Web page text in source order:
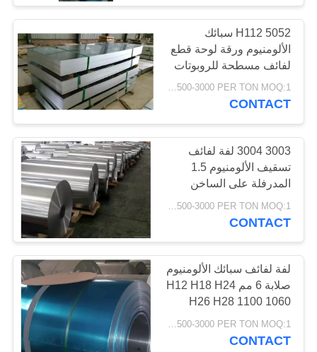
مراقبة
الجودة
اتصل
بنا
اطلب
اقتباس
خريطة
الموقع
PRIVACY
POLICY
صفيحة ألمنيوم
105
لفة لفائف الالومنيوم
95
32
5052 H112 سبائك
الألومنيوم ورقة لوحة قطع
لفائف مسطحة للروبوتات
الصناعية
USD1500-3000 PER TON MOQ:1 طن
CONTACT
3003 3004 لفة لفائف
تسقيف الألومنيوم 1.5
المدرفلة على الساخن
1050 1060 1100 H14
CONTACT
لفة لفائف سبائك الألومنيوم
صلابة 6 مم H12 H18 H24
H26 H28 1100 1060
1050
USD1500-3000 PER TON MOQ:1 طن
CONTACT